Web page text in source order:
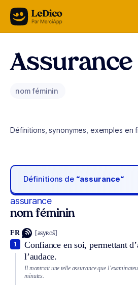
Aller au contenu
Assurance
nom féminin
Définitions, synonymes, exemples en
Définitions de “assurance“
assurance
nom féminin
FR [asyʀɑ̃s]
Confiance en soi, permettant
l’audace.
1
Il montrait une telle assurance que
minutes.